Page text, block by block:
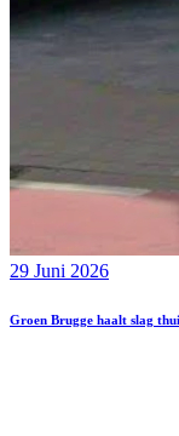
29 Juni 2026
Groen Brugge haalt slag